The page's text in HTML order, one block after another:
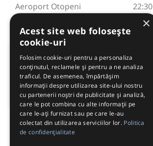
Aeroport Otopeni
22:30
02:25
Autovip
Aeroport Otopeni
Galati
22:30
RBT by Autovip
Aeroport Otopeni
×
Acest site web folosește
cookie-uri
Folosim cookie-uri pentru a personaliza
conținutul, reclamele și pentru a ne analiza
traficul. De asemenea, împărtășim
informații despre utilizarea site-ului nostru
cu partenerii noștri de publicitate și analiză,
care le pot combina cu alte informații pe
care le-ați furnizat sau pe care le-au
colectat din utilizarea serviciilor lor. Politica
de confidențialitate